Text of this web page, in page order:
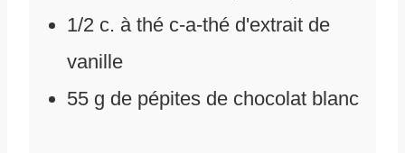
1/2 c. à thé c-a-thé d'extrait de
vanille
55 g de pépites de chocolat blanc